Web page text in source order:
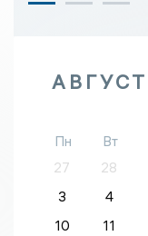
АВГУСТ
Пн Вт
27
28
3
4
10
11